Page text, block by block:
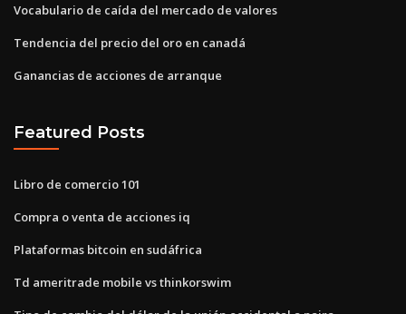
Vocabulario de caída del mercado de valores
Tendencia del precio del oro en canadá
Ganancias de acciones de arranque
Featured Posts
Libro de comercio 101
Compra o venta de acciones iq
Plataformas bitcoin en sudáfrica
Td ameritrade mobile vs thinkorswim